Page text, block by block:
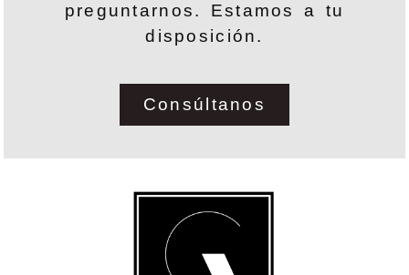
preguntarnos. Estamos a tu
disposición.
Consúltanos